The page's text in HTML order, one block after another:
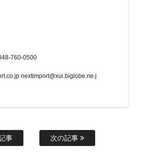
760-0500
nextimport@xui.biglobe.ne.j
事 次の記事